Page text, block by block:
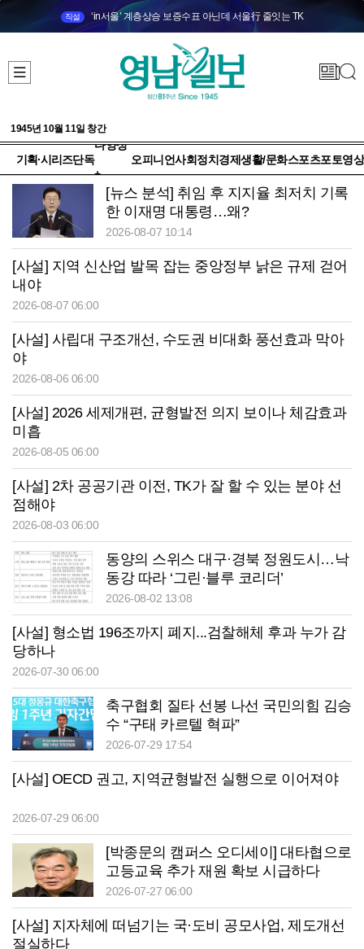
직설 ‘in서울’ 계층상승 보증수표 아닌데 서울行 줄잇는 TK
1945년 10월 11일 창간
기획·시리즈단독
다양성
+
오피니언사회정치 경제생활/문화스포츠포토영상
[뉴스 분석] 취임 후 지지율 최저치 기록
한 이재명 대통령…왜?
2026-08-07 10:14
[사설] 지역 신산업 발목 잡는 중앙정부 낡은 규제 걷어
내야
2026-08-07 06:00
[사설] 사립대 구조개선, 수도권 비대화 풍선효과 막아
야
2026-08-06 06:00
[사설] 2026 세제개편, 균형발전 의지 보이나 체감효과
미흡
2026-08-05 06:00
[사설] 2차 공공기관 이전, TK가 잘 할 수 있는 분야 선
점해야
2026-08-03 06:00
동양의 스위스 대구·경북 정원도시…낙
동강 따라 ‘그린·블루 코리더’
2026-08-02 13:08
[사설] 형소법 196조까지 폐지...검찰해체 후과 누가 감
당하나
2026-07-30 06:00
축구협회 질타 선봉 나선 국민의힘 김승
수 “구태 카르텔 혁파”
2026-07-29 17:54
[사설] OECD 권고, 지역균형발전 실행으로 이어져야
2026-07-29 06:00
[박종문의 캠퍼스 오디세이] 대타협으로
고등교육 추가 재원 확보 시급하다
2026-07-27 06:00
[사설] 지자체에 떠넘기는 국·도비 공모사업, 제도개선
절실하다